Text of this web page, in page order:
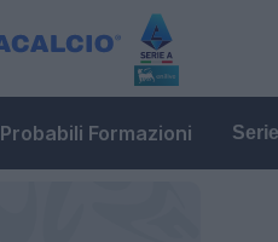
Probabili Formazioni